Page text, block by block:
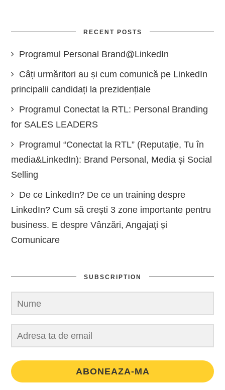
RECENT POSTS
Programul Personal Brand@LinkedIn
Câți urmăritori au și cum comunică pe LinkedIn
principalii candidați la prezidențiale
Programul Conectat la RTL: Personal Branding
for SALES LEADERS
Programul “Conectat la RTL” (Reputație, Tu în
media&LinkedIn): Brand Personal, Media și Social
Selling
De ce LinkedIn? De ce un training despre
LinkedIn? Cum să crești 3 zone importante pentru
business. E despre Vânzări, Angajați și
Comunicare
SUBSCRIPTION
ABONEAZA-MA